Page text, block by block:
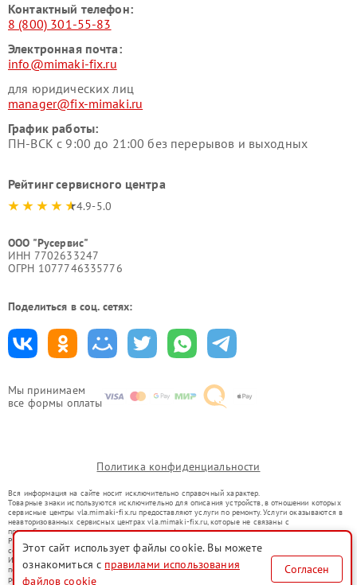
Мы принимаем
все формы оплаты
Контактный телефон:
8 (800) 301-55-83
Электронная почта:
info@mimaki-fix.ru
для юридических лиц
manager@fix-mimaki.ru
График работы:
ПН-ВСК с 9:00 до 21:00 без перерывов и выходных
Рейтинг сервисного центра
4.9-5.0
ООО "Русервис"
ИНН 7702633247
ОГРН 1077746335776
Поделиться в соц. сетях:
Политика конфиденциальности
Вся информация на сайте носит исключительно справочный характер.
Товарные знаки используются исключительно для описания устройств, в отношении которых
сервисные центры vla.mimaki-fix.ru предоставляют услуги по ремонту. Услуги оказываются в
неавторизованных сервисных центрах vla.mimaki-fix.ru, которые не связаны с
правообладателями товарных знаков или их официальными представителями.
Ремонт осуществляется для устройств, уже введенных в гражданский оборот в соответствии
со статьей 1487 ГК РФ.
Использование товарных знаков не преследует цели индивидуализации услуг или введения
потребителей в заблуждение, а служит для информирования о предоставляемых услугах по
ремонту техники указанных брендов.
Этот сайт использует файлы cookie. Вы можете
ознакомиться с правилами использования
файлов cookie
Согласен